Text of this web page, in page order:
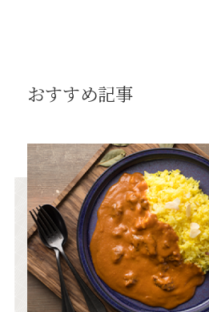
おすすめ記事